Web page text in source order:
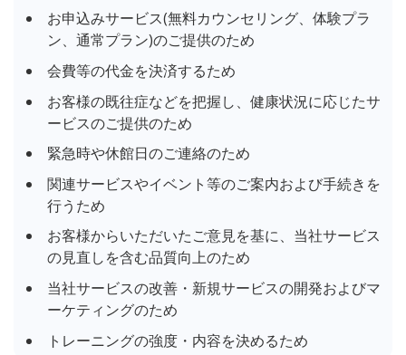
お申込みサービス(無料カウンセリング、体験プラ
ン、通常プラン)のご提供のため
会費等の代金を決済するため
お客様の既往症などを把握し、健康状況に応じたサ
ービスのご提供のため
緊急時や休館日のご連絡のため
関連サービスやイベント等のご案内および手続きを
行うため
お客様からいただいたご意見を基に、当社サービス
の見直しを含む品質向上のため
当社サービスの改善・新規サービスの開発およびマ
ーケティングのため
トレーニングの強度・内容を決めるため